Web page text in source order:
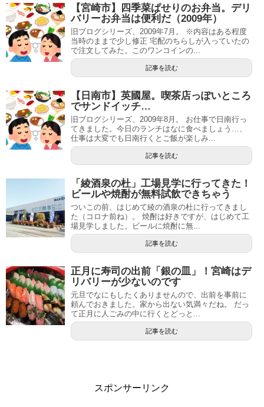
【宮崎市】四季菜ぱせりのお弁当。デリ
バリーお弁当は便利だ（2009年）
旧ブログシリーズ、2009年7月。 ※内容はある程度
当時のままで少し修正 宅配のちらしが入っていたの
で注文してみた。このワンコインの...
記事を読む
【日南市】英國屋。喫茶店っぽいところ
でサンドイッチ…
旧ブログシリーズ、2009年8月。 お仕事で日南行っ
てきました。今日のランチはなに食べましょう…、
仕事は大変でも日南行くとご飯が楽しみ...
記事を読む
「綾酒泉の杜」工場見学に行ってきた！
ビールや焼酎が無料試飲できちゃう
ついこの前、はじめて綾の酒泉の杜に行ってきまし
た（コロナ前ね）。 焼酎は好きですが、はじめて工
場見学しました。ビールに焼酎に無...
記事を読む
正月に寿司の出前「銀の皿」！宮崎はデ
リバリーが少ないのです
元旦でなにもしたくありませんので、出前を事前に
頼んでおきました。家から出ない気満々だね。 だっ
て正月に人ごみの中に行くとどっと...
記事を読む
スポンサーリンク